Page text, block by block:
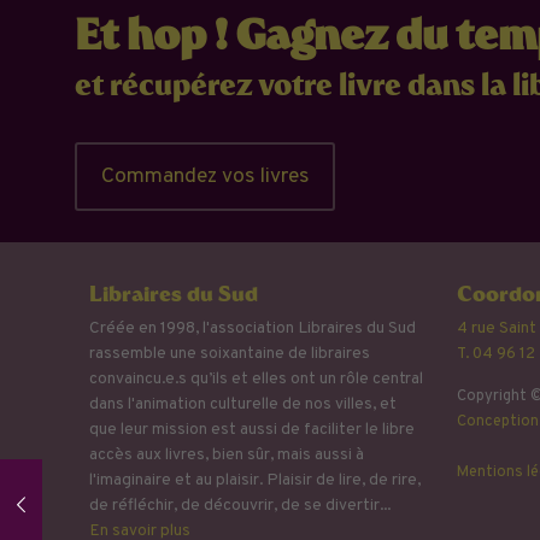
Et hop ! Gagnez du
et récupérez votre livre dans la
Commandez vos livres
Libraires du Sud
Créée en 1998, l'association Libraires du Sud
rassemble une soixantaine de libraires
convaincu.e.s qu’ils et elles ont un rôle central
dans l'animation culturelle de nos villes, et
que leur mission est aussi de faciliter le libre
accès aux livres, bien sûr, mais aussi à
l'imaginaire et au plaisir. Plaisir de lire, de rire,
de réfléchir, de découvrir, de se divertir...
En savoir plus
4 rue
T. 04 96
Copyright
Mentions